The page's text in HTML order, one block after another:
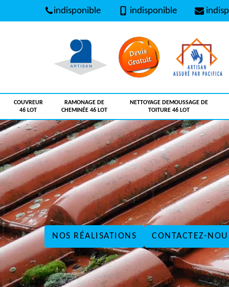
indisponible indisponible
COUVREUR
46 LOT
RAMONAGE DE
CHEMINÉE 46 LOT
NETTOYAGE DEMOUSSAGE DE
TOITURE 46 LOT
NOS RÉALISATIONS CONTACTEZ-